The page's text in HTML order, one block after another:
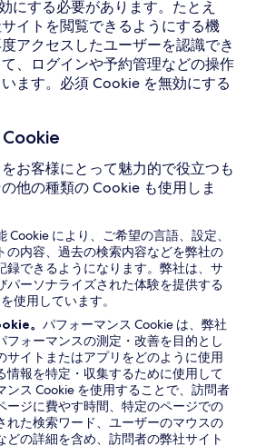
にする必要があります。たとえ
イトを閲覧できるようにする機
アクセスしたユーザーを認識でき
、ログインや予約管理などの操作
ます。必須 Cookie を無効にする
お客様にとって魅力的で役立つも
他の種類の Cookie も使用しま
Cookie により、ご希望の言語、設定、
の内容、過去の検索内容などを弊社の
録できるようになります。弊社は、サ
パーソナライズされた体験を提供する
使用しています。
。 パフォーマンス Cookie は、弊社
フォーマンスの測定・改善を目的とし
サイトまたはアプリをどのように使用
情報を特定・収集するために使用して
ンス Cookie を使用することで、訪問者
ージに費やす時間、特定のページでの
れた検索ワード、ユーザーのマウスの
どの詳細を含め、訪問者の弊社サイト